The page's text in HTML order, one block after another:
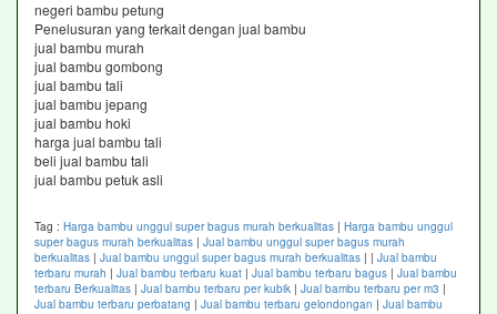
negeri bambu petung
Penelusuran yang terkait dengan jual bambu
jual bambu murah
jual bambu gombong
jual bambu tali
jual bambu jepang
jual bambu hoki
harga jual bambu tali
beli jual bambu tali
jual bambu petuk asli
Tag : Harga bambu unggul super bagus murah berkualitas | Harga bambu unggul
super bagus murah berkualitas | Jual bambu unggul super bagus murah
berkualitas | Jual bambu unggul super bagus murah berkualitas | | Jual bambu
terbaru murah | Jual bambu terbaru kuat | Jual bambu terbaru bagus | Jual bambu
terbaru Berkualitas | Jual bambu terbaru per kubik | Jual bambu terbaru per m3 |
Jual bambu terbaru perbatang | Jual bambu terbaru gelondongan | Jual bambu